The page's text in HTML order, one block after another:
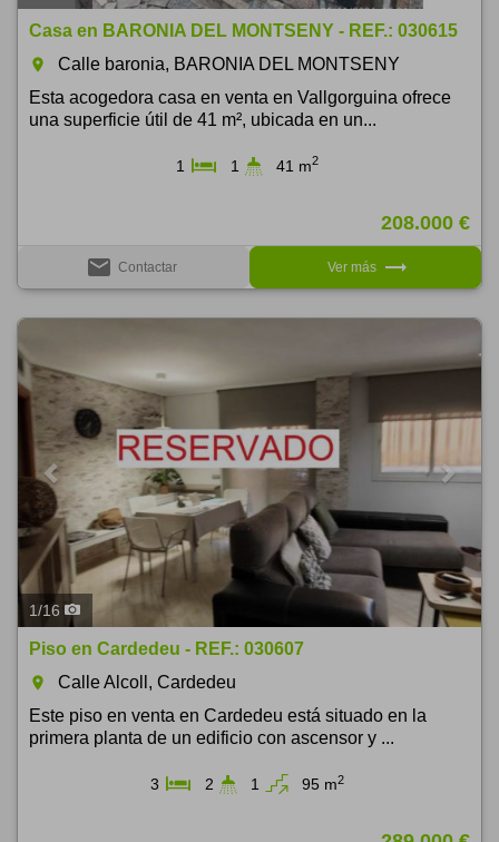
Casa en BARONIA DEL MONTSENY - REF.: 030615
room
Calle baronia, BARONIA DEL MONTSENY
Esta acogedora casa en venta en Vallgorguina ofrece
una superficie útil de 41 m², ubicada en un...
1 1 41 m2
208.000 €
email Contactar Ver más trending_flat
Next
1/16
Piso en Cardedeu - REF.: 030607
room
Calle Alcoll, Cardedeu
Este piso en venta en Cardedeu está situado en la
primera planta de un edificio con ascensor y ...
3 2 1 95 m2